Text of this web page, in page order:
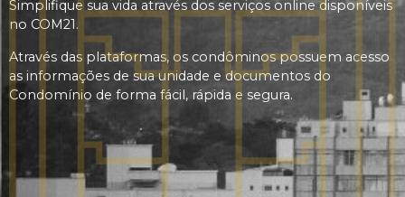
Simplifique sua vida através dos serviços online disponíveis
no COM21.
Através das plataformas, os condôminos possuem acesso
as informações de sua unidade e documentos do
Condomínio de forma fácil, rápida e segura.